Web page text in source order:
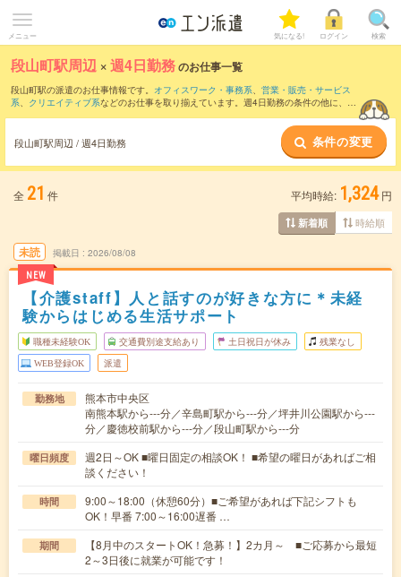
メニュー 気になる! ログイン 検索
段山町駅周辺 ×週4日勤務のお仕事一覧
段山町駅の派遣のお仕事情報です。 オフィスワーク・事務系、 営業・販売・サービス
系、 クリエイティブ系などのお仕事を取り揃えています。週4日勤務の条件の他に、 交
段山町駅周辺 / 週4日勤務 条件の変更
全 21 件 平均時給: 1,324 円
新着順 時給順
未読
NEW
掲載日 2026/08/08
【介護staff】人と話すのが好きな方に＊未経
験からはじめる生活サポート
職種未経験OK 交通費別途支給あり 土日祝日が休み 残業なし
WEB登録OK 派遣
勤務地
熊本市中央区
南熊本駅から---分／辛島町駅から---分／坪井川公園駅から---
分／慶徳校前駅から---分／段山町駅から---分
曜日頻度
週2日～OK ■曜日固定の相談OK！ ■希望の曜日があればご相
談ください！
時間
9:00～18:00（休憩60分）■ご希望があれば下記シフトも
OK！早番 7:00～16:00遅番 …
期間
【8月中のスタートOK！急募！】2カ月～ ■ご応募から最短
2～3日後に就業が可能です！